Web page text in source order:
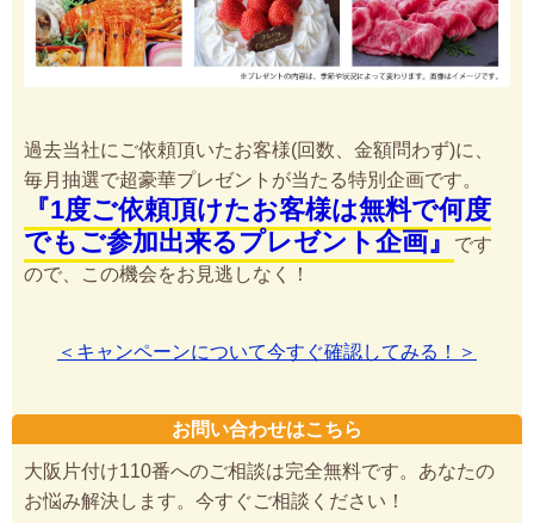
過去当社にご依頼頂いたお客様(回数、金額問わず)に、
毎月抽選で超豪華プレゼントが当たる特別企画です。
『1度ご依頼頂けたお客様は無料で何度
でもご参加出来るプレゼント企画』
です
ので、この機会をお見逃しなく！
＜キャンペーンについて今すぐ確認してみる！＞
お問い合わせはこちら
大阪片付け110番へのご相談は完全無料です。あなたの
お悩み解決します。今すぐご相談ください！